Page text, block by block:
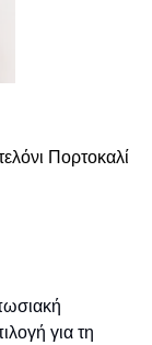
Πορτοκαλί
για τη